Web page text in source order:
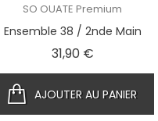
SO OUATE Premium
Ensemble 38 / 2nde Main
31,90 €Prix
AJOUTER AU PANIER